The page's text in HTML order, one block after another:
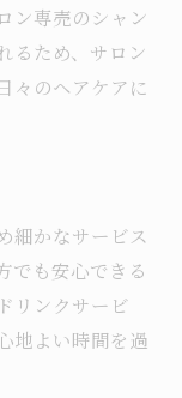
ン専売のシャン
るため、サロン
々のヘアケアに
細かなサービス
でも安心できる
リンクサービ
地よい時間を過